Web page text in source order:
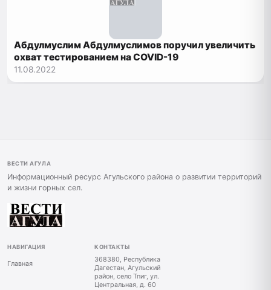
Абдулмуслим Абдулмуслимов поручил увеличить
охват тестированием на COVID-19
11.08.2022
ВЕСТИ АГУЛА
Информационный ресурс Агульского района о развитии территорий
и жизни горных сел.
НАВИГАЦИЯ
Главная
КОНТАКТЫ
368380, Республика
Дагестан, Агульский
район, село Тпиг, ул.
Центральная, д. 60